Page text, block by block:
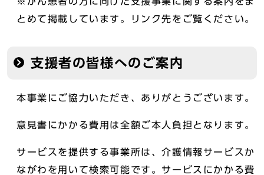
とめて掲載しています。リンク先をご覧ください。
支援者の皆様へのご案内
本事業にご協力いただき、ありがとうございます。
意見書にかかる費用は全額ご本人負担となります。
サービスを提供する事業所は、介護情報サービスか
ながわを用いて検索可能です。サービスにかかる費